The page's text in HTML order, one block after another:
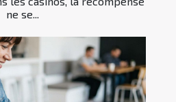
ne se...